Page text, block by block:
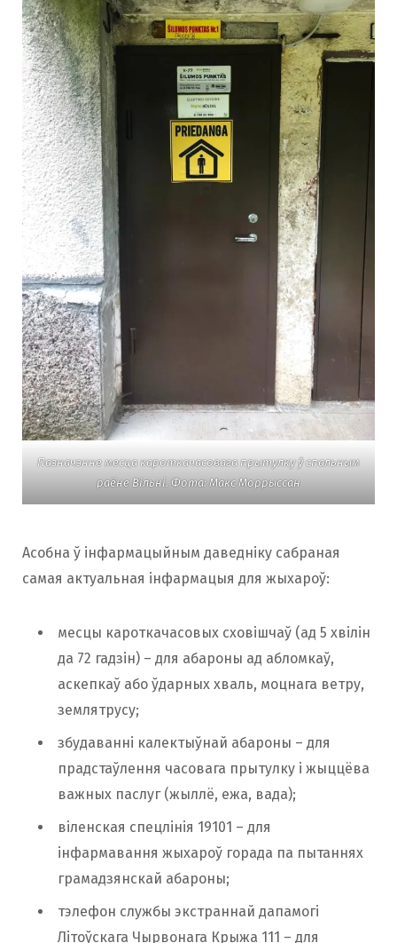
Пазначэнне месца кароткачасовага прытулку ў спальным
раёне Вільні. Фота: Макс Моррыссан
Асобна ў інфармацыйным даведніку сабраная
самая актуальная інфармацыя для жыхароў:
месцы кароткачасовых сховішчаў (ад 5 хвілін
да 72 гадзін) – для абароны ад абломкаў,
аскепкаў або ўдарных хваль, моцнага ветру,
землятрусу;
збудаванні калектыўнай абароны – для
прадстаўлення часовага прытулку і жыццёва
важных паслуг (жыллё, ежа, вада);
віленская спецлінія 19101 – для
інфармавання жыхароў горада па пытаннях
грамадзянскай абароны;
тэлефон службы экстраннай дапамогі
Літоўскага Чырвонага Крыжа 111 – для